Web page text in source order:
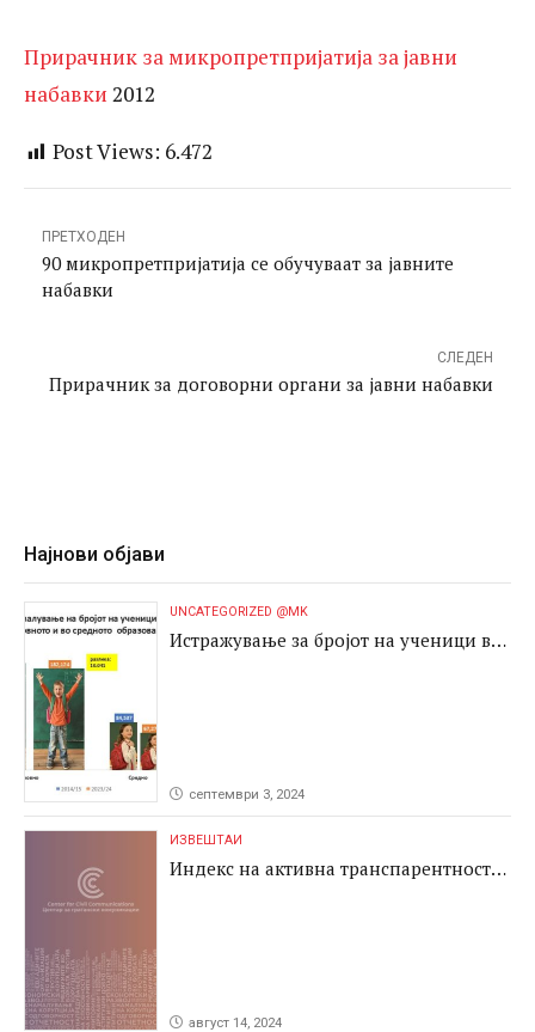
Прирачник за микропретпријатија за јавни
набавки 2012
Post Views: 6.472
ПРЕТХОДЕН
90 микропретпријатија се обучуваат за јавните
набавки
СЛЕДЕН
Прирачник за договорни органи за јавни набавки
Најнови објави
UNCATEGORIZED @MK
Истражување за бројот на ученици во
септември 3, 2024
ИЗВЕШТАИ
Индекс на активна транспарентност
август 14, 2024